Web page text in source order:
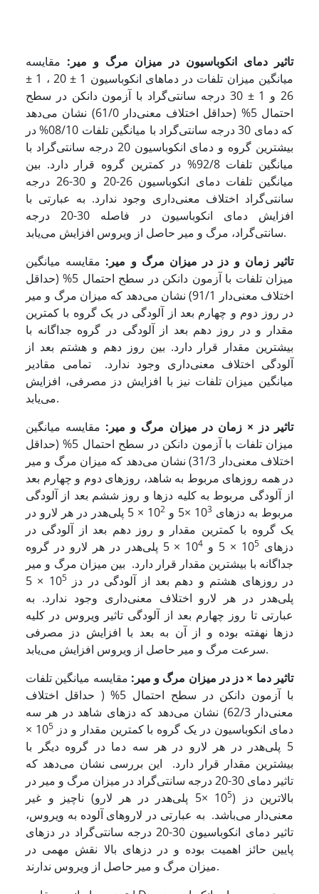
تاثیر دمای انکوباسیون در میزان مرگ و میر: مقایسه
میانگین میزان تلفات در دماهای انکوباسیون 1 ± 20 ، 1 ±
26 و 1 ± 30 درجه سانتی‌گراد با آزمون دانکن در سطح
احتمال 5% (حداقل اختلاف معنی‌دار 61/0) نشان می‌دهد
که دمای 30 درجه سانتی‌گراد با میانگین تلفات 08/10% در
بیشترین گروه و دمای انکوباسیون 20 درجه سانتی‌گراد با
میانگین تلفات 92/8% در کمترین گروه قرار دارد. بین
میانگین تلفات دمای انکوباسیون 26-20 و 30-26 درجه
سانتی‌گراد اختلاف معنی‌داری وجود ندارد. به عبارتی با
افزایش دمای انکوباسیون در فاصله 30-20 درجه
سانتی‌گراد، مرگ و میر حاصل از ویروس افزایش می‌یابد.
تاثیر زمان و دز در میزان مرگ و میر: مقایسه میانگین
میزان تلفات با آزمون دانکن در سطح احتمال 5% (حداقل
اختلاف معنی‌دار 91/1) نشان می‌دهد که میزان مرگ و میر
در روز دوم و چهارم بعد از آلودگی در یک گروه با کمترین
مقدار و در روز دهم بعد از آلودگی در گروه جداگانه با
بیشترین مقدار قرار دارد. بین روز دهم و هشتم بعد از
آلودگی اختلاف معنی‌داری وجود ندارد. تمامی مقادیر
میانگین میزان تلفات نیز با افزایش دز مصرفی، افزایش
می‌یابد.
تاثیر دز × زمان در میزان مرگ و میر: مقایسه میانگین
میزان تلفات با آزمون دانکن در سطح احتمال 5% (حداقل
اختلاف معنی‌دار 31/3) نشان می‌دهد که میزان مرگ و میر
در همه روزهای مربوط به شاهد، روزهای دوم و چهارم بعد
از آلودگی مربوط به کلیه دزها و روز ششم بعد از آلودگی
مربوط به دزهای 10 3 ×5 و 10 2
× 5 پلی‌هدر در هر لارو در
یک گروه با کمترین مقدار و روز دهم بعد از آلودگی در
دزهای 10 5 × 5 و 10 4
× 5 پلی‌هدر در هر لارو در گروه
جداگانه با بیشترین مقدار قرار دارد. بین میزان مرگ و میر
در روزهای هشتم و دهم بعد از آلودگی در دز 105
× 5
پلی‌هدر در هر لارو اختلاف معنی‌داری وجود ندارد. به
عبارتی تا روز چهارم بعد از آلودگی تاثیر ویروس در کلیه
دزها نهفته بوده و از آن به بعد با افزایش دز مصرفی
سرعت مرگ و میر حاصل از ویروس افزایش می‌یابد.
تاثیر دما × دز در میزان مرگ و میر: مقایسه میانگین تلفات
با آزمون دانکن در سطح احتمال 5% ( حداقل اختلاف
معنی‌دار 62/3) نشان می‌دهد که دزهای شاهد در هر سه
دمای انکوباسیون در یک گروه با کمترین مقدار و دز 105
×
5 پلی‌هدر در هر لارو در هر سه دما در گروه دیگر با
بیشترین مقدار قرار دارد. این بررسی نشان می‌دهد که
تاثیر دمای 30-20 درجه سانتی‌گراد در میزان مرگ و میر در
بالاترین دز (105
×5 پلی‌هدر در هر لارو) ناچیز و غیر
معنی‌دار می‌باشد. به عبارتی در لاروهای آلوده به ویروس،
تاثیر دمای انکوباسیون 30-20 درجه سانتی‌گراد در دزهای
پایین حائز اهمیت بوده و در دزهای بالا نقش مهمی در
میزان مرگ و میر حاصل از ویروس ندارند.